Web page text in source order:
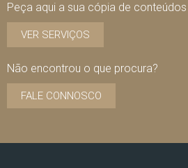
Peça aqui a sua cópia de
VER SERVIÇOS
Não encontrou o que procura?
FALE CONNOSCO